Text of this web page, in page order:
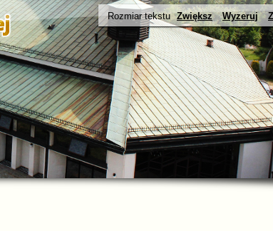
Rozmiar tekstu Zwiększ Wyzeruj